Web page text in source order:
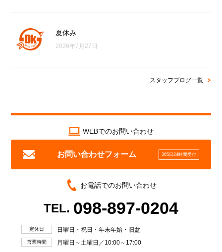
夏休み
2026年7月27日
スタッフブログ一覧
WEBでのお問い合わせ
お問い合わせフォーム 365日24時間受付
お電話でのお問い合わせ
TEL. 098-897-0204
定休日 日曜日・祝日・年末年始・旧盆
営業時間 月曜日～土曜日／10:00～17:00